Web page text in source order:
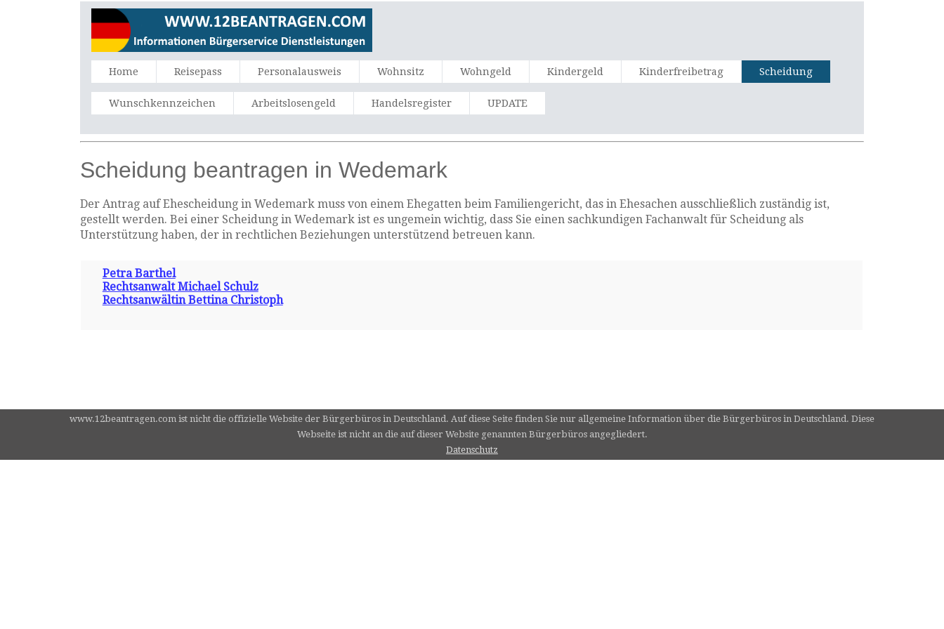
Home Reisepass Personalausweis Wohnsitz Wohngeld Kindergeld Kinderfreibetrag Scheidung
Wunschkennzeichen Arbeitslosengeld Handelsregister UPDATE
Scheidung beantragen in Wedemark
Der Antrag auf Ehescheidung in Wedemark muss von einem Ehegatten beim Familiengericht, das in Ehesachen ausschließlich zuständig ist,
gestellt werden. Bei einer Scheidung in Wedemark ist es ungemein wichtig, dass Sie einen sachkundigen Fachanwalt für Scheidung als
Unterstützung haben, der in rechtlichen Beziehungen unterstützend betreuen kann.
Petra Barthel
Rechtsanwalt Michael Schulz
Rechtsanwältin Bettina Christoph
www.12beantragen.com ist nicht die offizielle Website der Bürgerbüros in Deutschland. Auf diese Seite finden Sie nur allgemeine Information über die Bürgerbüros in Deutschland. Diese
Webseite ist nicht an die auf dieser Website genannten Bürgerbüros angegliedert.
Datenschutz